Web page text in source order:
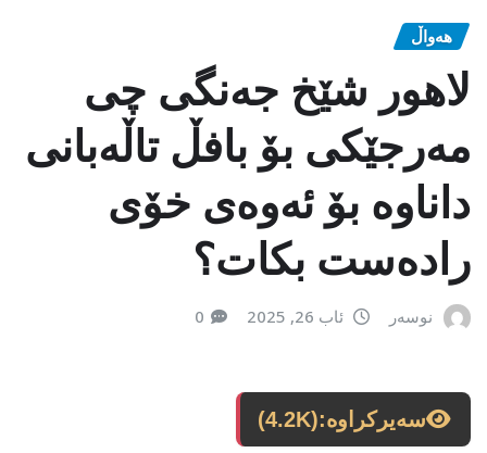
هەواڵ
لاهور شێخ جەنگی چی
مەرجێکی بۆ بافڵ تاڵەبانی
داناوە بۆ ئەوەی خۆی
رادەست بکات؟
نوسەر ئاب 26, 2025 0
سەیرکراوە:(4.2K)